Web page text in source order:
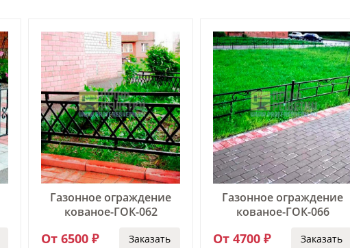
Газонное ограждение
кованое-ГОК-062
От 6500 ₽ Заказать
Газонное ограждение
кованое-ГОК-066
От 4700 ₽ Заказать